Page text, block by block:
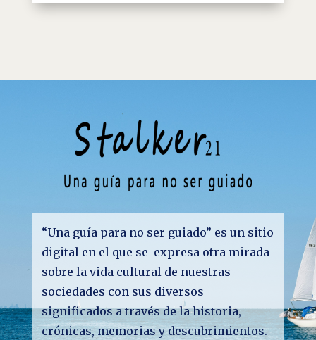
“Una guía para no ser guiado” es un sitio
digital en el que se expresa otra mirada
sobre la vida cultural de nuestras
sociedades con sus diversos
significados a través de la historia,
crónicas, memorias y descubrimientos.